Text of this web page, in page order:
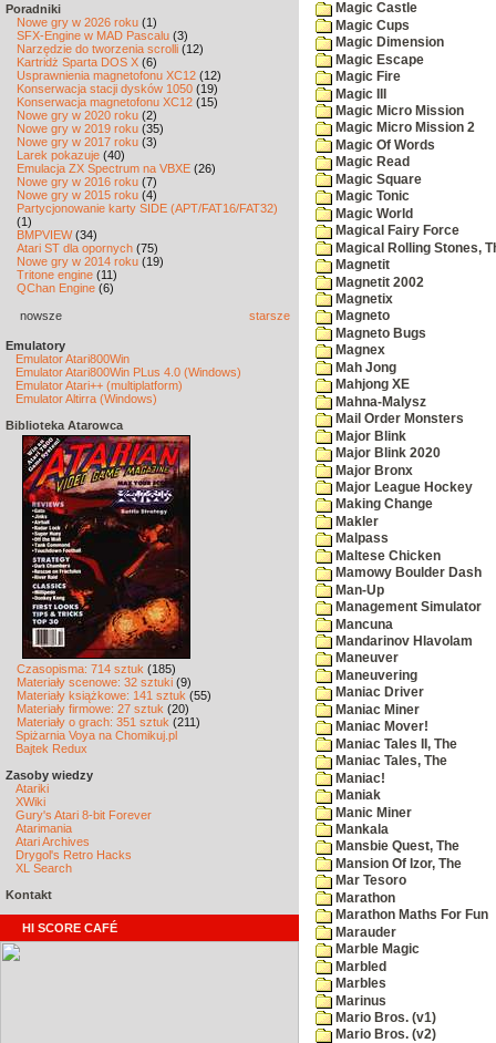
Poradniki
Nowe gry w 2026 roku (1)
SFX-Engine w MAD Pascalu (3)
Narzędzie do tworzenia scrolli (12)
Kartridż Sparta DOS X (6)
Usprawnienia magnetofonu XC12 (12)
Konserwacja stacji dysków 1050 (19)
Konserwacja magnetofonu XC12 (15)
Nowe gry w 2020 roku (2)
Nowe gry w 2019 roku (35)
Nowe gry w 2017 roku (3)
Larek pokazuje (40)
Emulacja ZX Spectrum na VBXE (26)
Nowe gry w 2016 roku (7)
Nowe gry w 2015 roku (4)
Partycjonowanie karty SIDE (APT/FAT16/FAT32)
(1)
BMPVIEW(34)
Atari ST dla opornych (75)
Nowe gry w 2014 roku (19)
Tritone engine (11)
QChan Engine (6)
nowsze starsze
Emulatory
Emulator Atari800Win
Emulator Atari800Win PLus 4.0 (Windows)
Emulator Atari++ (multiplatform)
Emulator Altirra (Windows)
Biblioteka Atarowca
Czasopisma: 714 sztuk (185)
Materiały scenowe: 32 sztuki (9)
Materiały książkowe: 141 sztuk (55)
Materiały firmowe: 27 sztuk (20)
Materiały o grach: 351 sztuk (211)
Spiżarnia Voya na Chomikuj.pl
Bajtek Redux
Zasoby wiedzy
Atariki
XWiki
Gury's Atari 8-bit Forever
Atarimania
Atari Archives
Drygol's Retro Hacks
XL Search
Kontakt
HI SCORE CAFÉ
Magic Castle
Magic Cups
Magic Dimension
Magic Escape
Magic Fire
Magic III
Magic Micro Mission
Magic Micro Mission 2
Magic Of Words
Magic Read
Magic Square
Magic Tonic
Magic World
Magical Fairy Force
Magical Rolling Stones,
Magnetit
Magnetit 2002
Magnetix
Magneto
Magneto Bugs
Magnex
Mah Jong
Mahjong XE
Mahna-Malysz
Mail Order Monsters
Major Blink
Major Blink 2020
Major Bronx
Major League Hockey
Making Change
Makler
Malpass
Maltese Chicken
Mamowy Boulder Dash
Man-Up
Management Simulator
Mancuna
Mandarinov Hlavolam
Maneuver
Maneuvering
Maniac Driver
Maniac Miner
Maniac Mover!
Maniac Tales II, The
Maniac Tales, The
Maniac!
Maniak
Manic Miner
Mankala
Mansbie Quest, The
Mansion Of Izor, The
Mar Tesoro
Marathon
Marathon Maths For Fun
Marauder
Marble Magic
Marbled
Marbles
Marinus
Mario Bros. (v1)
Mario Bros. (v2)